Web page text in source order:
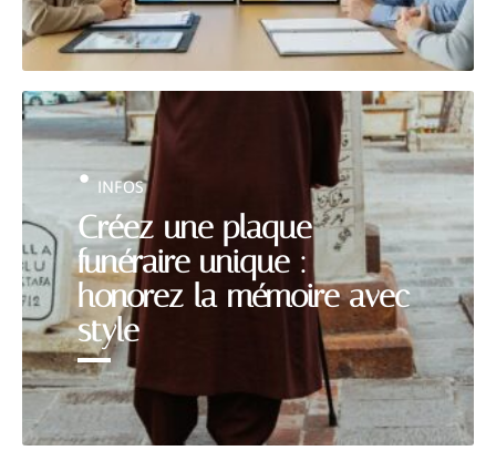
Créez une plaque
funéraire unique :
honorez la mémoire avec
style
INFOS